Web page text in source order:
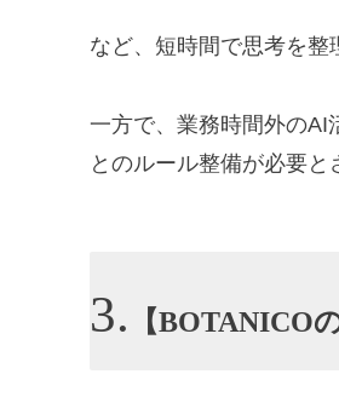
など、短時間で思考を整
一方で、業務時間外のAI
とのルール整備が必要と
【BOTANICO